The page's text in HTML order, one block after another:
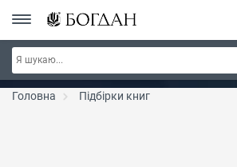
РОЗПРОДАЖ ~ 150 грн ~ 200 грн ~ 250 грн ~
300 грн ~ РОЗПРОДАЖ
Головна Підбірки книг